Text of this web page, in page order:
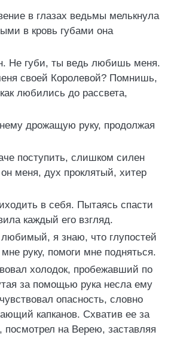
в глазах ведьмы мелькнула
в кровь губами она
Не губи, ты ведь любишь меня.
своей Королевой? Помнишь,
любились до рассвета,
дрожащую руку, продолжая
поступить, слишком силен
меня, дух проклятый, хитер
в себя. Пытаясь спасти
каждый его взгляд.
я знаю, что глупостей
руку, помоги мне подняться.
холодок, пробежавший по
за помощью рука несла ему
опасность, словно
капканов. Схватив ее за
посмотрел на Верею, заставляя